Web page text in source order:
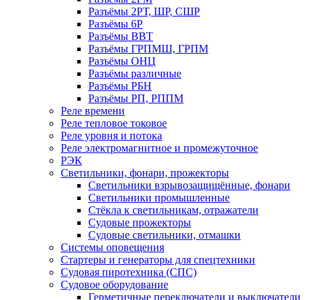
Разъёмы 2РТ, ШР, СШР
Разъёмы 6Р
Разъёмы ВВТ
Разъёмы ГРПМШ, ГРПМ
Разъёмы ОНЦ
Разъёмы различные
Разъёмы РБН
Разъёмы РП, РППМ
Реле времени
Реле тепловое токовое
Реле уровня и потока
Реле электромагнитное и промежуточное
РЭК
Светильники, фонари, прожекторы
Светильники взрывозащищённые, фонари
Светильники промышленные
Стёкла к светильникам, отражатели
Судовые прожекторы
Судовые светильники, отмашки
Системы оповещения
Стартеры и генераторы для спецтехники
Судовая пиротехника (СПС)
Судовое оборудование
Герметичные переключатели и выключатели